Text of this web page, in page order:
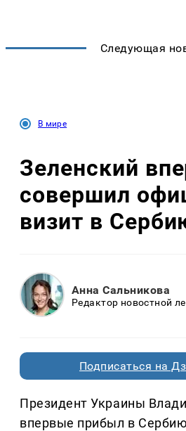
Следующая
В мире
Зеленский
совершил
визит в
Анна Сальникова
Редактор новостной
Подписаться на
Президент Украины
впервые прибыл в